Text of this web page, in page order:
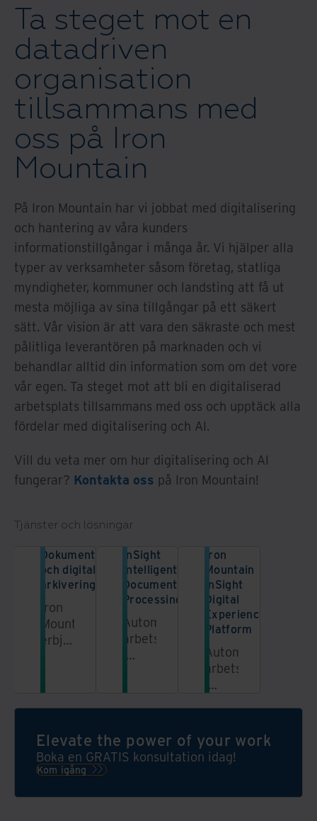
Ta steget mot en
datadriven
organisation
tillsammans med
oss på Iron
Mountain
På Iron Mountain har vi jobbat med digitalisering
och hantering av våra kunders
informationstillgångar i många år. Vi hjälper alla
typer av verksamheter såsom företag, statliga
myndigheter, kommuner och landsting att få ut
mesta möjliga av sina tillgångar på ett säkert
sätt. Vår vision är att vara den säkraste och mest
pålitliga leverantören på marknaden och vi
behandlar alltid din information som om det vore
vår egen. Ta steget mot att bli en digitaliserad
arbetsplats tillsammans med oss och upptäck alla
fördelar med digitalisering och AI.
Vill du veta mer om hur digitalisering och AI
fungerar? Kontakta oss på Iron Mountain!
Tjänster och lösningar
Dokumentskanning
och digital
arkivering
Iron
Mountain
erbjuder
dokumentskanning
digital
arkivering
företagets
arkiv.
Vi
all
InSight
Intelligent
Document
Processing
Automatisera
arbetsflöden
och
sänk
Iron
Iron
Mountain
InSight
Digital
Experience
Platform
Automatisera
arbetsflöden
beroendet
av IT,
undvik
och
Elevate the power of your work
Boka en GRATIS konsultation idag!
Kom igång